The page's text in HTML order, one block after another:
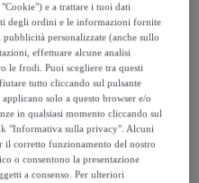
e a trattare i tuoi dati
degli ordini e le informazioni fornite
personalizzate (anche sullo
effettuare alcune analisi
le frodi. Puoi scegliere tra questi
tutto cliccando sul pulsante
solo a questo browser e/o
in qualsiasi momento cliccando sul
"Informativa sulla privacy". Alcuni
il corretto funzionamento del nostro
o consentono la presentazione
a consenso. Per ulteriori